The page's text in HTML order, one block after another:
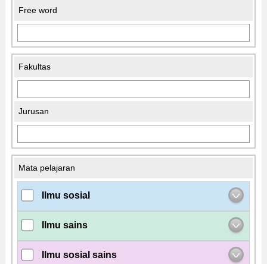
Free word
Fakultas
Jurusan
Mata pelajaran
Ilmu sosial
Ilmu sains
Ilmu sosial sains